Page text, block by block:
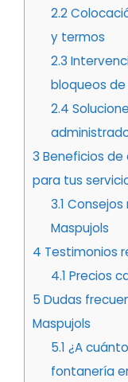
2.2
y termos
2.3
bloqueos
2.4
3 Beneficios
para tus
3.1
Maspujols
4 Testimonios
4.1 Precios
5 Dudas
Maspujols
5.1 ¿A
fontanería